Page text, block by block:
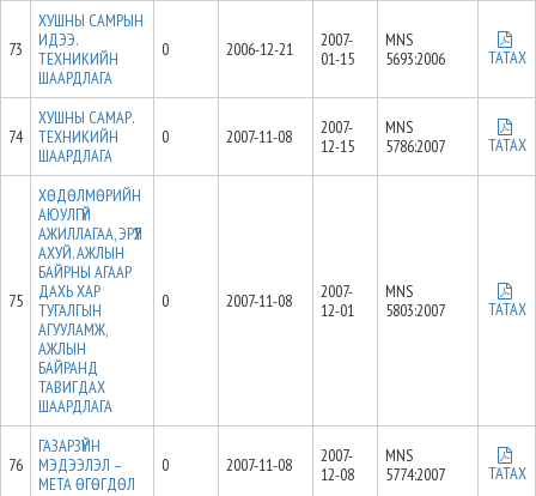
73
ХУШНЫ САМРЫН
ИДЭЭ.
ТЕХНИКИЙН
ШААРДЛАГА
0 2006-12-21
2007-
01-15
MNS
5693:2006
ТАТАХ
74
ХУШНЫ САМАР.
ТЕХНИКИЙН
ШААРДЛАГА
0 2007-11-08
2007-
12-15
MNS
5786:2007
ТАТАХ
75
ХӨДӨЛМӨРИЙН
АЮУЛГҮЙ
АЖИЛЛАГАА, ЭРҮҮЛ
АХУЙ. АЖЛЫН
БАЙРНЫ АГААР
ДАХЬ ХАР
ТУГАЛГЫН
АГУУЛАМЖ,
АЖЛЫН
БАЙРАНД
ТАВИГДАХ
ШААРДЛАГА
0 2007-11-08
2007-
12-01
MNS
5803:2007
ТАТАХ
76
ГАЗАРЗҮЙН
МЭДЭЭЛЭЛ –
МЕТА ӨГӨГДӨЛ
0 2007-11-08
2007-
12-08
MNS
5774:2007
ТАТАХ